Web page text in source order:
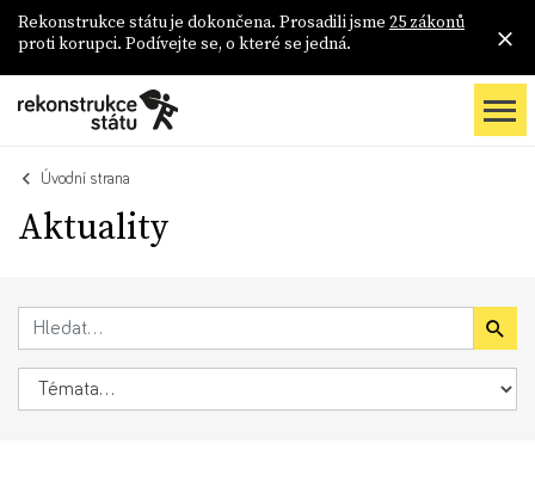
Rekonstrukce státu je dokončena. Prosadili jsme 25 zákonů
proti korupci. Podívejte se, o které se jedná.
Úvodní strana
Aktuality